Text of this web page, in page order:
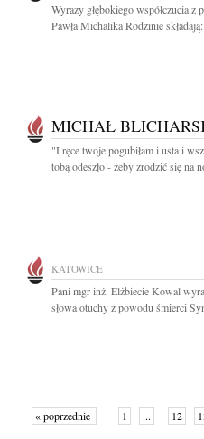
Wyrazy głębokiego współczucia z
Pawła Michalika Rodzinie
MICHAŁ
"I ręce twoje pogubiłam i usta i
tobą odeszło - żeby zrodzić się na
KATOWICE
Pani mgr inż. Elżbiecie Kowal
słowa otuchy z powodu śmierci
« poprzednie 1 ... 12